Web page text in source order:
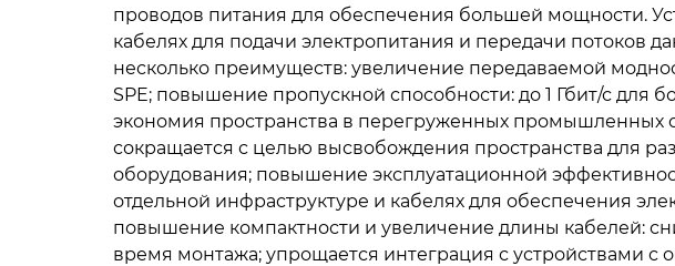
проводов питания для обеспечения большей мощности.
кабелях для подачи электропитания и передачи потоков
несколько преимуществ: увеличение передаваемой
SPE; повышение пропускной способности: до 1 Гбит/с для
экономия пространства в перегруженных промышленных
сокращается с целью высвобождения пространства для
оборудования; повышение эксплуатационной
отдельной инфраструктуре и кабелях для обеспечения
повышение компактности и увеличение длины кабелей:
время монтажа; упрощается интеграция с устройствами с